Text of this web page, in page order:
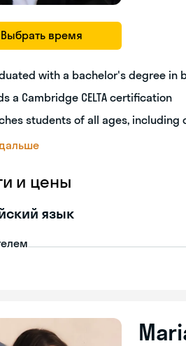
Выбрать время
with a bachelor's degree in
a Cambridge CELTA certification
students of all ages,
и цены
язык